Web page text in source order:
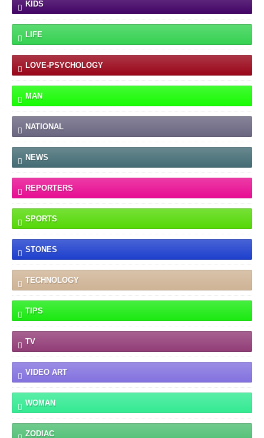
KIDS
LIFE
LOVE-PSYCHOLOGY
MAN
NATIONAL
NEWS
REPORTERS
SPORTS
STONES
TECHNOLOGY
TIPS
TV
VIDEO ART
WOMAN
ZODIAC